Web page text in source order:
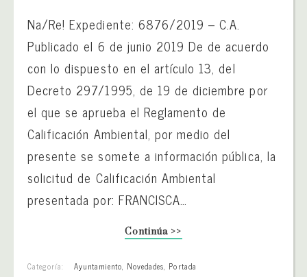
Na/Re! Expediente: 6876/2019 – C.A.
Publicado el 6 de junio 2019 De de acuerdo
con lo dispuesto en el artículo 13, del
Decreto 297/1995, de 19 de diciembre por
el que se aprueba el Reglamento de
Calificación Ambiental, por medio del
presente se somete a información pública, la
solicitud de Calificación Ambiental
presentada por: FRANCISCA…
Continúa >>
Categoría: Ayuntamiento, Novedades, Portada